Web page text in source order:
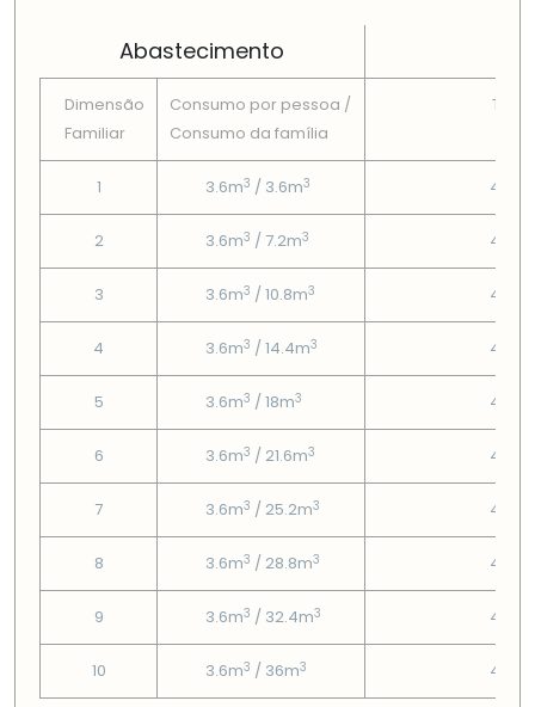
Abastecimento
Dimensão
Familiar
Consumo por pessoa /
Consumo da famí­lia
Tarifa
1 3.6m3 / 3.6m3 4.58€
2 3.6m3 / 7.2m3 4.58€
3 3.6m3 / 10.8m3 4.58€
4 3.6m3 / 14.4m3 4.58€
5 3.6m3 / 18m3 4.58€
6 3.6m3 / 21.6m3 4.58€
7 3.6m3 / 25.2m3 4.58€
8 3.6m3 / 28.8m3 4.58€
9 3.6m3 / 32.4m3 4.58€
10 3.6m3 / 36m3 4.58€